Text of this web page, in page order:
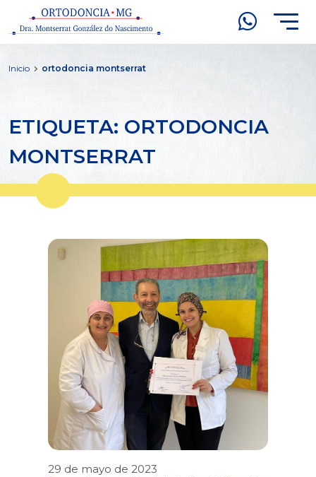
Inicio ortodoncia montserrat
ETIQUETA: ORTODONCIA
MONTSERRAT
29 de mayo de 2023